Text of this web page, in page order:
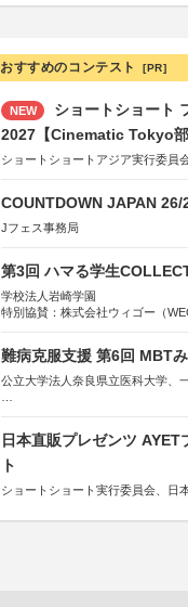
おすすめのコンテスト [PR]
NEW
ショートショート
2027【Cinematic Tokyo部
ショートショートアジア実行委員
COUNTDOWN JAPAN 26/
Jフェス事務局
第3回 ハマる学生
学校法人岩崎学園
特別協賛：株式会社ウィゴー（
難病克服支援 第6回 MBT
公立大学法人奈良県立医科大学、
後援：厚生労働省
文部科学省
奈良県
関西経済連合会
日本直販プレゼンツ
ト
ショートショート実行委員会、日